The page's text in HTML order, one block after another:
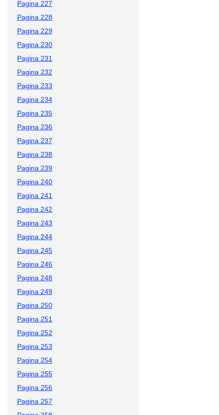
Pagina 227
Pagina 228
Pagina 229
Pagina 230
Pagina 231
Pagina 232
Pagina 233
Pagina 234
Pagina 235
Pagina 236
Pagina 237
Pagina 238
Pagina 239
Pagina 240
Pagina 241
Pagina 242
Pagina 243
Pagina 244
Pagina 245
Pagina 246
Pagina 248
Pagina 249
Pagina 250
Pagina 251
Pagina 252
Pagina 253
Pagina 254
Pagina 255
Pagina 256
Pagina 257